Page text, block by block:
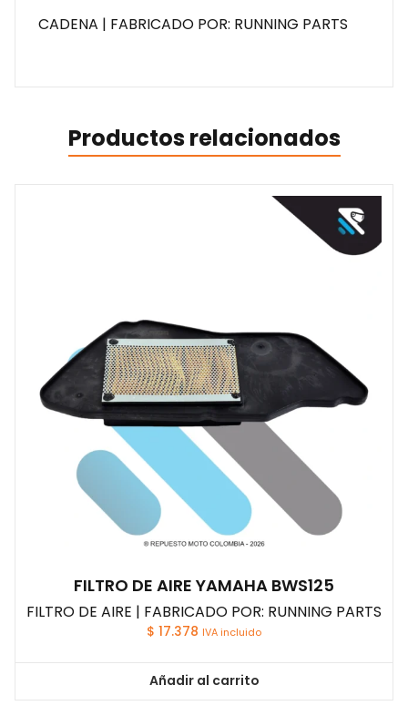
CADENA | FABRICADO POR: RUNNING PARTS
Productos relacionados
FILTRO DE AIRE YAMAHA BWS125
FILTRO DE AIRE | FABRICADO POR: RUNNING PARTS
$ 17.378 IVA incluido
Añadir al carrito